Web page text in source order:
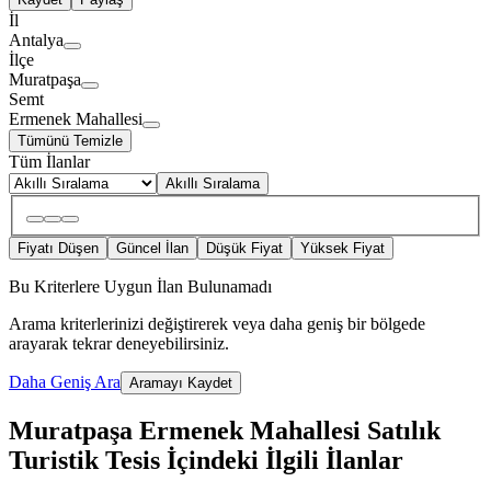
İl
Antalya
İlçe
Muratpaşa
Semt
Ermenek Mahallesi
Tümünü Temizle
Tüm İlanlar
Akıllı Sıralama
Fiyatı Düşen Güncel İlan Düşük Fiyat Yüksek Fiyat
Bu Kriterlere Uygun İlan Bulunamadı
Arama kriterlerinizi değiştirerek veya daha geniş bir bölgede
arayarak tekrar deneyebilirsiniz.
Daha Geniş Ara Aramayı Kaydet
Muratpaşa Ermenek Mahallesi Satılık
Turistik Tesis İçindeki İlgili İlanlar